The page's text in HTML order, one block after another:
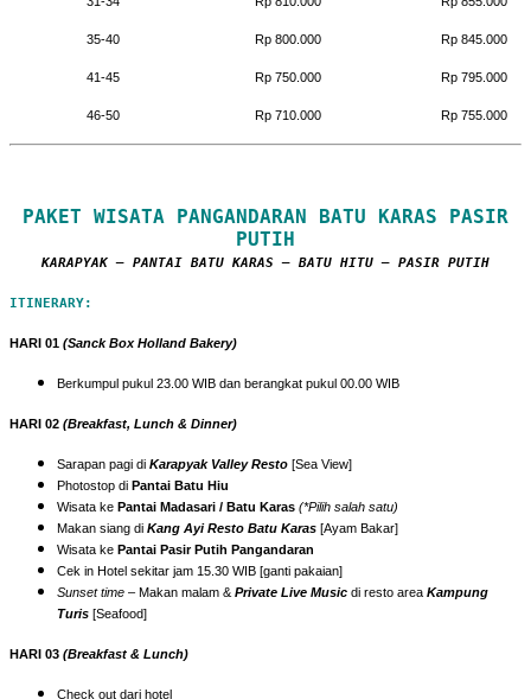
35-40 Rp 800.000 Rp 845.000
41-45 Rp 750.000 Rp 795.000
46-50 Rp 710.000 Rp 755.000
PAKET WISATA PANGANDARAN BATU KARAS PASIR
PUTIH
KARAPYAK – PANTAI BATU KARAS – BATU HITU – PASIR PUTIH
ITINERARY:
HARI 01 (Sanck Box Holland Bakery)
Berkumpul pukul 23.00 WIB dan berangkat pukul 00.00 WIB
HARI 02 (Breakfast, Lunch & Dinner)
Sarapan pagi di Karapyak Valley Resto [Sea View]
Photostop di Pantai Batu Hiu
Wisata ke Pantai Madasari / Batu Karas (*Pilih salah satu)
Makan siang di Kang Ayi Resto Batu Karas [Ayam Bakar]
Wisata ke Pantai Pasir Putih Pangandaran
Cek in Hotel sekitar jam 15.30 WIB [ganti pakaian]
Sunset time – Makan malam &Private Live Music di resto area Kampung
Turis [Seafood]
HARI 03 (Breakfast & Lunch)
Check out dari hotel